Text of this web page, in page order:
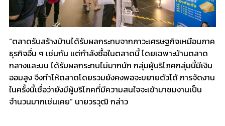
“ตลาดรับสร้างบ้านได้รับผลกระทบจากภาวะเศรษฐกิจเหมือนภาค
ธุรกิจอื่น ๆ เช่นกัน แต่กำลังซื้อในตลาดนี้ โดยเฉพาะบ้านตลาด
กลางและบน ได้รับผลกระทบไม่มากนัก กลุ่มผู้บริโภคกลุ่มนี้มีเงิน
ออมสูง จึงทำไห้ตลาดโดยรวมยังคงพอจะขยายตัวได้ การจัดงาน
ในครั้งนี้เชื่อว่ายังมีผู้บริโภคที่มีความสนใจจะเข้ามาชมงานเป็น
จำนวนมากเช่นเคย” นายวรวุฒิ กล่าว